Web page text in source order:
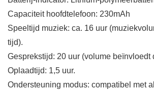
Capaciteit hoofdtelefoon: 230mAh
Speeltijd muziek: ca. 16 uur
tijd).
Gesprekstijd: 20 uur (volume beïnvloedt
Oplaadtijd: 1,5 uur.
Ondersteuning modus: compatibel met